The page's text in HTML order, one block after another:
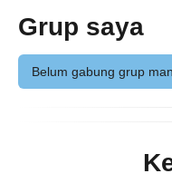
Grup saya
Belum gabung grup